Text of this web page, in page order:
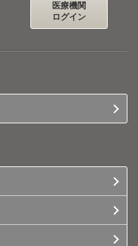
医療機関
ログイン